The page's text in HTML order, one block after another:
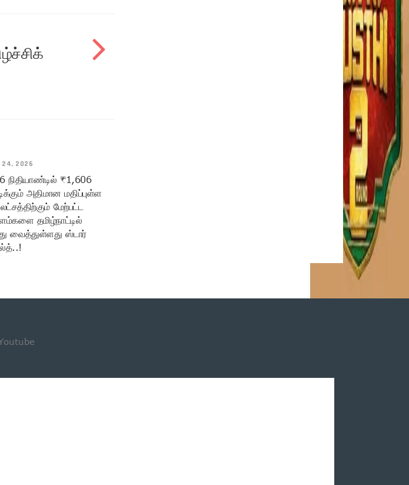
24, 2026
நிதியாண்டில் ₹1,606
அதிமான மதிப்புள்ள
மேற்பட்ட
தமிழ்நாட்டில்
வைத்துள்ளது ஸ்டார்